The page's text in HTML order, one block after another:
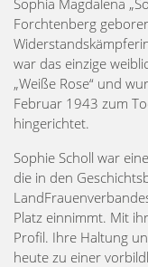
Forchtenberg
war das einzige
„Weiße Rose“ und
Februar 1943 zum
hingerichtet.
Sophie Scholl war
die in den
Platz einnimmt. Mit
Profil. Ihre Haltung
heute zu einer